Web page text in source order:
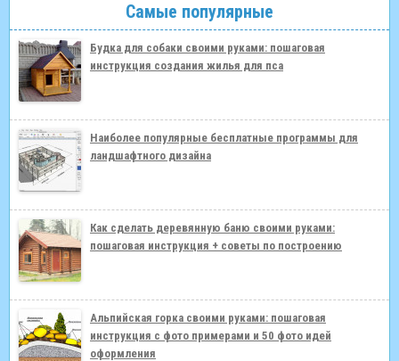
Самые популярные
Будка для собаки своими руками: пошаговая
инструкция создания жилья для пса
Наиболее популярные бесплатные программы для
ландшафтного дизайна
Как сделать деревянную баню своими руками:
пошаговая инструкция + советы по построению
Альпийская горка своими руками: пошаговая
инструкция с фото примерами и 50 фото идей
оформления